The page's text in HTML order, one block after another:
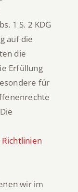
1 S. 2 KDG
auf die
die
Erfüllung
für
Richtlinien
wir im